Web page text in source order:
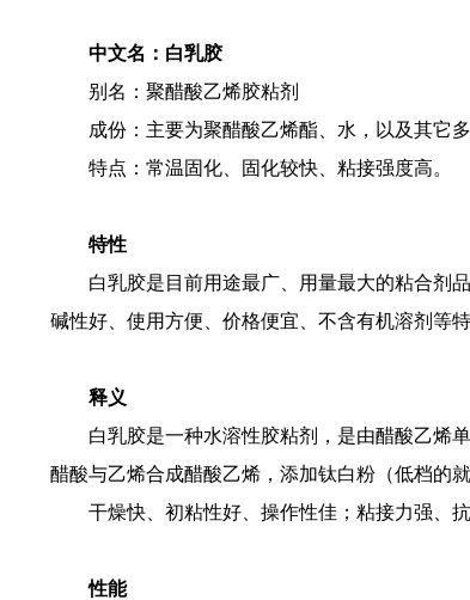
中文名：白乳胶
别名：聚醋酸乙烯胶粘剂
成份：主要为聚醋酸乙烯酯、水，以及其它多
特点：常温固化、固化较快、粘接强度高。
特性
白乳胶是目前用途最广、用量最大的粘合剂品
碱性好、使用方便、价格便宜、不含有机溶剂等
释义
白乳胶是一种水溶性胶粘剂，是由醋酸乙烯单
醋酸与乙烯合成醋酸乙烯，添加钛白粉（低档的
干燥快、初粘性好、操作性佳；粘接力强、抗
性能